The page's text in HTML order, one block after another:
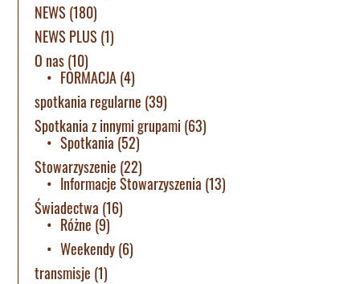
NEWS (180)
NEWS PLUS (1)
O nas(10)
FORMACJA(4)
spotkania regularne (39)
Spotkania z innymi grupami (63)
Spotkania (52)
Stowarzyszenie (22)
Informacje Stowarzyszenia (13)
Świadectwa (16)
Różne (9)
Weekendy(6)
transmisje (1)